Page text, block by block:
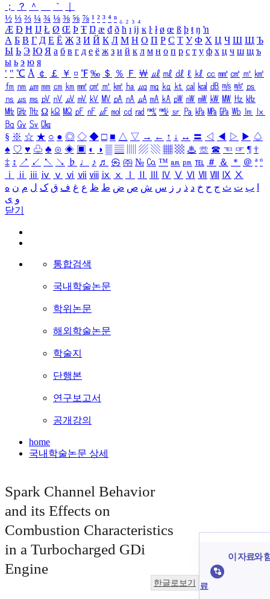
；
？ ＾ ｀
½ ⅓ ⅔ ¼ ¾ ⅛ ⅜ ⅝ ⅞ ¹ ² ³ ⁴ ⁿ ₁ ₂ ₃ ₄
Æ Ð Ħ Ĳ Ł Ø Œ Þ Ŧ Ŋ æ đ ð ħ ı ĳ ĸ ŀ ł ø œ ß þ ŧ ŋ ŉ
А Б В Г Д Е Ё Ж З И Й К Л М Н О П Р С Т У Ф Х Ц Ч Ш Щ Ъ
Ы Ь Э Ю Я а б в г д е ё ж з и й к л м н о п р с т у ф х ц ч ш щ ъ
ы ь э ю я
′ ″ ℃ Å ￠ ￡ ￥ ¤ ℉ ‰ ＄ ％ Ｆ ￦ ㎕ ㎖ ㎗ ℓ ㎘ ㏄ ㎣ ㎤ ㎥ ㎦
㎙ ㎚ ㎛ ㎜ ㎝ ㎞ ㎟ ㎠ ㎡ ㎢ ㏊ ㎍ ㎎ ㎏ ㏏ ㎈ ㎉ ㏈ ㎧ ㎨ ㎰
㎱ ㎲ ㎳ ㎴ ㎵ ㎶ ㎷ ㎸ ㎹ ㎀ ㎁ ㎂ ㎃ ㎄ ㎺ ㎻ ㎽ ㎾ ㎿ ㎐ ㎑
㎒ ㎓ ㎔ Ω ㏀ ㏁ ㎊ ㎋ ㎌ ㏖ ㏅ ㎭ ㎮ ㎯ ㏛ ㎩ ㎪ ㎫ ㎬ ㏝ ㏐
㏓
㏃ ㏉ ㏜ ㏆
§ ※ ☆ ★ ○ ● ◎ ◇ ◆ □ ■ △ ▽ → ← ↑ ↓ ↔ 〓 ◁ ◀ ▷ ▶ ♤
♠ ♡ ♥ ♧ ♣ ⊙ ◈ ▣ ◐ ◑ ▒ ▤ ▨ ▧ ▦ ▩ ♨ ☏ ☎ ☜ ☞ ¶ †
‡ ↕ ↗ ↙ ↖ ↘ ♭ ♩ ♪ ♬ ㉿ ㈜ № ㏇ ™ ㏂ ㏘ ℡ ＃ ＆ ＊ ＠ ª º
ⅰ
ⅱ ⅲ ⅳ ⅴ ⅵ ⅶ ⅷ ⅸ ⅹ Ⅳ Ⅴ Ⅵ Ⅶ Ⅷ Ⅸ Ⅹ
ب ت ث ج ح خ د ذ ر ز س ش ص ض ط ظ ع غ ف ق ک ل م ن ه
و ی
닫기
통합검색
국내학술논문
학위논문
해외학술논문
학술지
단행본
연구보고서
공개강의
home
국내학술논문 상세
Spark Channel Behavior
and its Effects on
Combustion Characteristics
in a Turbocharged GDi
Engine
한글로보기
이 자료와
료